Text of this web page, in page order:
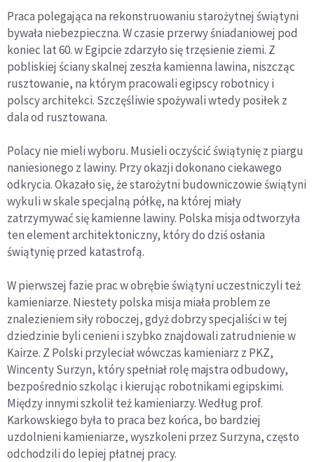
Praca polegająca na rekonstruowaniu starożytnej świątyni
bywała niebezpieczna. W czasie przerwy śniadaniowej pod
koniec lat 60. w Egipcie zdarzyło się trzęsienie ziemi. Z
pobliskiej ściany skalnej zeszła kamienna lawina, niszcząc
rusztowanie, na którym pracowali egipscy robotnicy i
polscy architekci. Szczęśliwie spożywali wtedy posiłek z
dala od rusztowana.
Polacy nie mieli wyboru. Musieli oczyścić świątynię z piargu
naniesionego z lawiny. Przy okazji dokonano ciekawego
odkrycia. Okazało się, że starożytni budowniczowie świątyni
wykuli w skale specjalną półkę, na której miały
zatrzymywać się kamienne lawiny. Polska misja odtworzyła
ten element architektoniczny, który do dziś osłania
świątynię przed katastrofą.
W pierwszej fazie prac w obrębie świątyni uczestniczyli też
kamieniarze. Niestety polska misja miała problem ze
znalezieniem siły roboczej, gdyż dobrzy specjaliści w tej
dziedzinie byli cenieni i szybko znajdowali zatrudnienie w
Kairze. Z Polski przyleciał wówczas kamieniarz z PKZ,
Wincenty Surzyn, który spełniał rolę majstra odbudowy,
bezpośrednio szkoląc i kierując robotnikami egipskimi.
Między innymi szkolił też kamieniarzy. Według prof.
Karkowskiego była to praca bez końca, bo bardziej
uzdolnieni kamieniarze, wyszkoleni przez Surzyna, często
odchodzili do lepiej płatnej pracy.